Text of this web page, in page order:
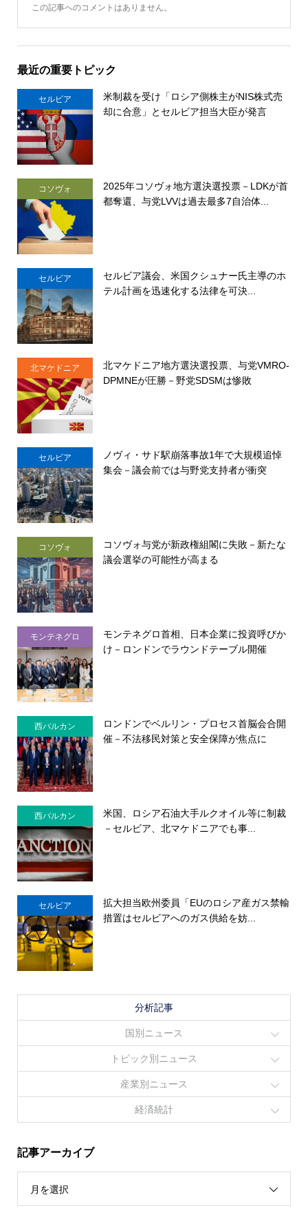
この記事へのコメントはありません。
最近の重要トピック
セルビア
米制裁を受け「ロシア側株主がNIS株式売
却に合意」とセルビア担当大臣が発言
コソヴォ
2025年コソヴォ地方選決選投票－LDKが首
都奪還、与党LVVは過去最多7自治体...
セルビア
セルビア議会、米国クシュナー氏主導のホ
テル計画を迅速化する法律を可決...
北マケドニア
北マケドニア地方選決選投票、与党VMRO-
DPMNEが圧勝－野党SDSMは惨敗
セルビア
ノヴィ・サド駅崩落事故1年で大規模追悼
集会－議会前では与野党支持者が衝突
コソヴォ
コソヴォ与党が新政権組閣に失敗－新たな
議会選挙の可能性が高まる
モンテネグロ
モンテネグロ首相、日本企業に投資呼びか
け－ロンドンでラウンドテーブル開催
西バルカン
ロンドンでベルリン・プロセス首脳会合開
催－不法移民対策と安全保障が焦点に
西バルカン
米国、ロシア石油大手ルクオイル等に制裁
－セルビア、北マケドニアでも事...
セルビア
拡大担当欧州委員「EUのロシア産ガス禁輸
措置はセルビアへのガス供給を妨...
分析記事
国別ニュース
トピック別ニュース
産業別ニュース
経済統計
記事アーカイブ
月を選択